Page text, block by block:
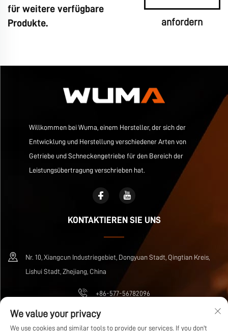
für weitere verfügbare
Produkte.
anfordern
Willkommen bei Wuma, einem Hersteller, der sich der
Entwicklung und Herstellung verschiedener Arten von
Getriebe und Schneckengetriebe für den Bereich der
Leistungsübertragung verschrieben hat.
KONTAKTIEREN SIE UNS
Nr. 10, Xiangcun Industriegebiet, Dongyuan Stadt, Qingtian Kreis,
Lishui Stadt, Zhejiang, China
+86-577-56782096
[email protected]
We value your privacy
We use cookies and similar tools to provide our services. If you don't